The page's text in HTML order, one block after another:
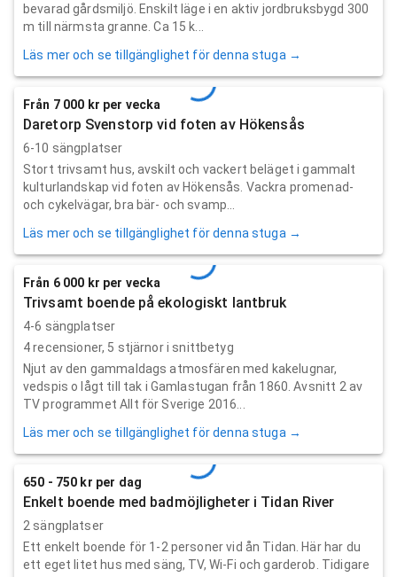
bevarad gårdsmiljö. Enskilt läge i en aktiv jordbruksbygd 300
m till närmsta granne. Ca 15 k...
Läs mer och se tillgänglighet för denna stuga →
Från 7 000 kr per vecka
Daretorp Svenstorp vid foten av Hökensås
6-10 sängplatser
Stort trivsamt hus, avskilt och vackert beläget i gammalt
kulturlandskap vid foten av Hökensås. Vackra promenad-
och cykelvägar, bra bär- och svamp...
Läs mer och se tillgänglighet för denna stuga →
Från 6 000 kr per vecka
Trivsamt boende på ekologiskt lantbruk
4-6 sängplatser
4recensioner, 5 stjärnor i snittbetyg
Njut av den gammaldags atmosfären med kakelugnar,
vedspis o lågt till tak i Gamlastugan från 1860. Avsnitt 2 av
TV programmet Allt för Sverige 2016...
Läs mer och se tillgänglighet för denna stuga →
650 - 750 kr per dag
Enkelt boende med badmöjligheter i Tidan River
2 sängplatser
Ett enkelt boende för 1-2 personer vid ån Tidan. Här har du
ett eget litet hus med säng, TV, Wi-Fi och garderob. Tidigare